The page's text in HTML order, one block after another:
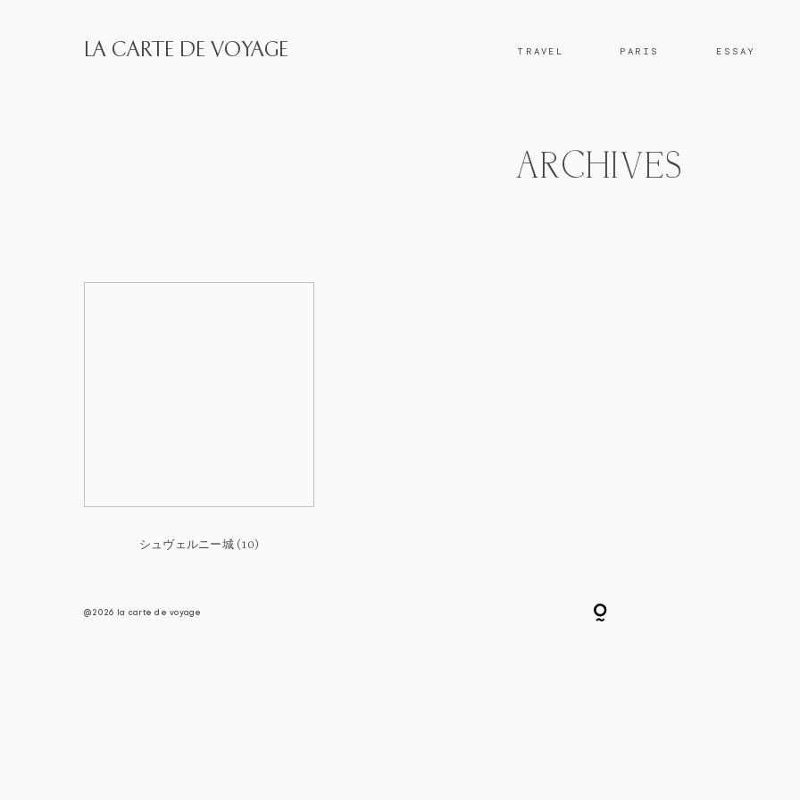
LA CARTE DE VOYAGE TRAVEL PARIS ESSAY
ARCHIVES
シュヴェルニー城 (10)
@2026 la carte de voyage